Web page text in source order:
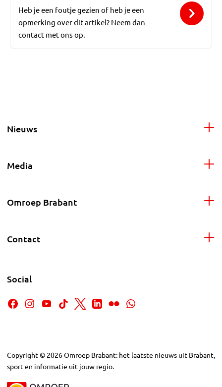
Heb je een foutje gezien of heb je een
opmerking over dit artikel? Neem dan
contact met ons op.
Nieuws
Media
Omroep Brabant
Contact
Social
Copyright © 2026Omroep Brabant: het laatste nieuws uit Brabant,
sport en informatie uit jouw regio.